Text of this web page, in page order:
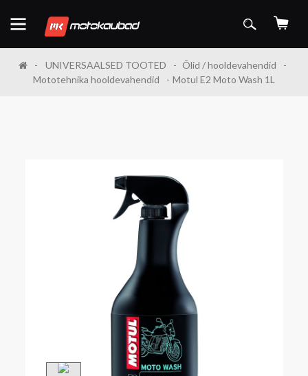
UNIVERSAALSED TOOTED
Õlid / hooldevahendid
Mototehnika hooldevahendid
Motul E2 Moto Wash 1L